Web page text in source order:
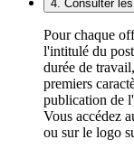
4. Consulter
Pour chaque
l'intitulé du
durée de
premiers
publication de
Vous accédez
ou sur le logo